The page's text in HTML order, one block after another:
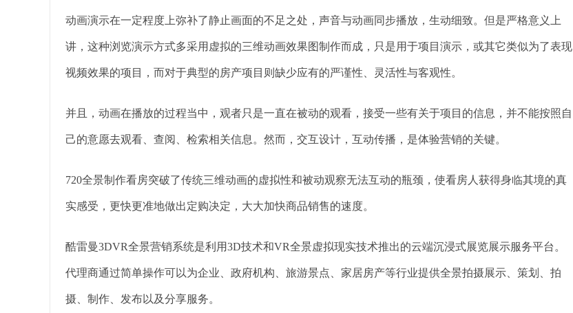
动画演示在一定程度上弥补了静止画面的不足之处，声音与动画同步播放，生动细致。但是严格意义上
讲，这种浏览演示方式多采用虚拟的三维动画效果图制作而成，只是用于项目演示，或其它类似为了表现
视频效果的项目，而对于典型的房产项目则缺少应有的严谨性、灵活性与客观性。
并且，动画在播放的过程当中，观者只是一直在被动的观看，接受一些有关于项目的信息，并不能按照自
己的意愿去观看、查阅、检索相关信息。然而，交互设计，互动传播，是体验营销的关键。
720全景制作看房突破了传统三维动画的虚拟性和被动观察无法互动的瓶颈，使看房人获得身临其境的真
实感受，更快更准地做出定购决定，大大加快商品销售的速度。
酷雷曼3DVR全景营销系统是利用3D技术和VR全景虚拟现实技术推出的云端沉浸式展览展示服务平台。
代理商通过简单操作可以为企业、政府机构、旅游景点、家居房产等行业提供全景拍摄展示、策划、拍
摄、制作、发布以及分享服务。